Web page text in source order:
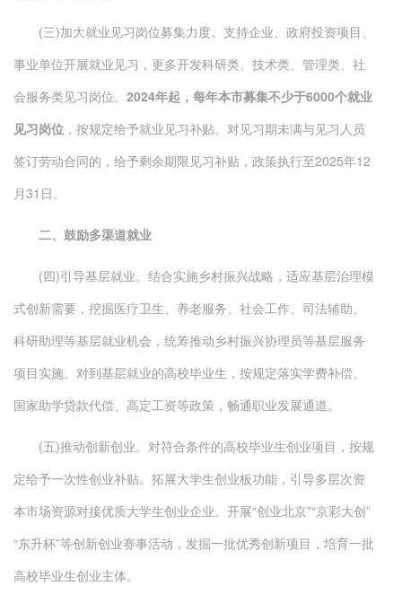
(三)加大就业见习岗位募集力度。支持企业、政府投资项目、
事业单位开展就业见习，更多开发科研类、技术类、管理类、社
会服务类见习岗位。 2024年起，每年本市募集不少于6000个就业
见习岗位 ，按规定给予就业见习补贴。对见习期未满与见习人员
签订劳动合同的，给予剩余期限见习补贴，政策执行至2025年12
月31日。
二、鼓励多渠道就业
(四)引导基层就业。结合实施乡村振兴战略，适应基层治理模
式创新需要，挖掘医疗卫生、养老服务、社会工作、司法辅助、
科研助理等基层就业机会，统筹推动乡村振兴协理员等基层服务
项目实施。对到基层就业的高校毕业生，按规定落实学费补偿、
国家助学贷款代偿、高定工资等政策，畅通职业发展通道。
(五)推动创新创业。对符合条件的高校毕业生创业项目，按规
定给予一次性创业补贴。拓展大学生创业板功能，引导多层次资
本市场资源对接优质大学生创业企业。开展“创业北京”“京彩大创”
“东升杯”等创新创业赛事活动，发掘一批优秀创新项目，培育一批
高校毕业生创业主体。